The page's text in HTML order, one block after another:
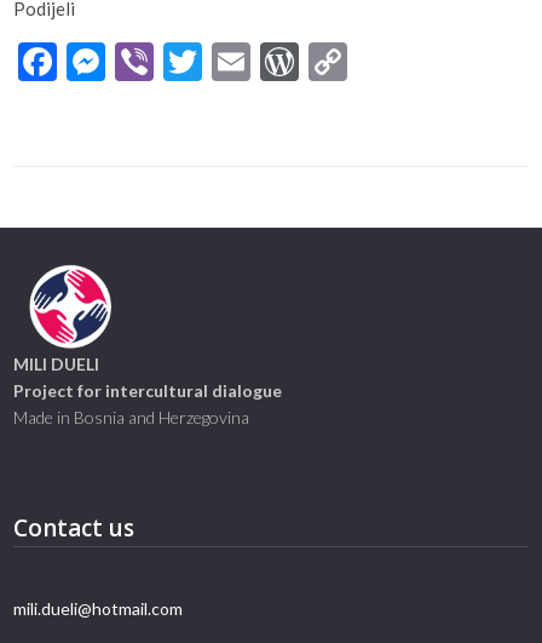
Podijeli
Facebook
Messenger
ViberTwitter
EmailWordPress
MILI DUELI
Project for intercultural dialogue
Made in Bosnia and Herzegovina
Contact us
mili.dueli@hotmail.com